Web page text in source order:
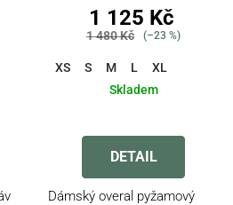
1 125 Kč
1 480 Kč (–23 %)
XS S M L
XL
Skladem
hodnocení
produktu
4,4
DETAIL
Dámský overal pyžamový